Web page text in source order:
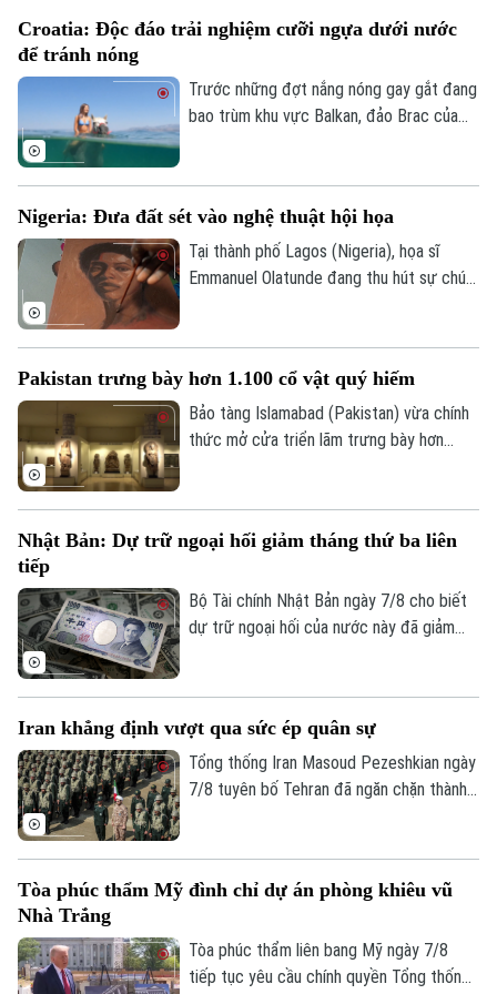
Kinh nghiệm
Thị trường
Đánh giá
Tuyển sinh
Tin tức
Làng nghề
Di tích
Sức khỏe
Dinh dưỡng
Thể thao
Bóng đá
Quần vợt
Golf
Giải trí
Tin tức
Sao
Điện ảnh
Thời trang
Âm nhạc
Đã phát sóng
Croatia: Độc đáo trải nghiệm cưỡi ngựa dưới nước
để tránh nóng
Trước những đợt nắng nóng gay gắt đang
bao trùm khu vực Balkan, đảo Brac của
thể trực tiếp cưỡi ngựa lội dưới làn nước
biển mát lành.
Nigeria: Đưa đất sét vào nghệ thuật hội họa
Tại thành phố Lagos (Nigeria), họa sĩ
Emmanuel Olatunde đang thu hút sự chú ý
ra hướng đi mới cho nghệ thuật chân dung
mà còn lan tỏa thông điệp về sử dụng
chất liệu bền vững.
Pakistan trưng bày hơn 1.100 cổ vật quý hiếm
Bảo tàng Islamabad (Pakistan) vừa chính
thức mở cửa triển lãm trưng bày hơn
trong nỗ lực bảo tồn và thu hồi các tài
chính phủ Pakistan.
Nhật Bản: Dự trữ ngoại hối giảm tháng thứ ba liên
tiếp
Bộ Tài chính Nhật Bản ngày 7/8 cho biết
dự trữ ngoại hối của nước này đã giảm
Iran khẳng định vượt qua sức ép quân sự
Tổng thống Iran Masoud Pezeshkian ngày
7/8 tuyên bố Tehran đã ngăn chặn thành
trong bối cảnh xung đột giữa Iran với Mỹ
Tòa phúc thẩm Mỹ đình chỉ dự án phòng khiêu vũ
Nhà Trắng
Tòa phúc thẩm liên bang Mỹ ngày 7/8
tiếp tục yêu cầu chính quyền Tổng thống